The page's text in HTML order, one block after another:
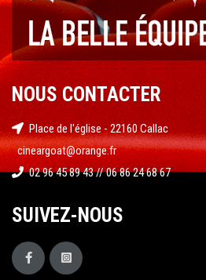
NOUS CONTACTER
Place de l'église - 22160 Callac
cineargoat@orange.fr
02 96 45 89 43 // 06 86 24 68 67
SUIVEZ-NOUS